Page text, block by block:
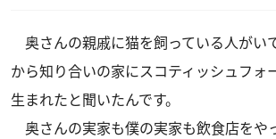
奥さんの親戚に猫を飼っている人がい
から知り合いの家にスコティッシュフォ
生まれたと聞いたんです。
奥さんの実家も僕の実家も飲食店をや